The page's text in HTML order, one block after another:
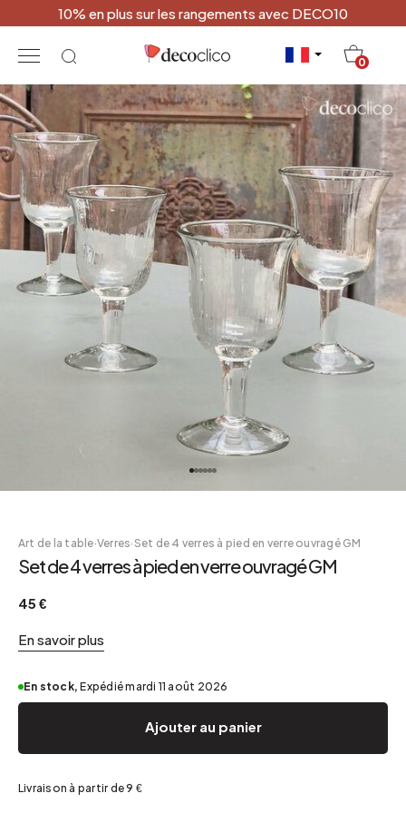
10% en plus sur les rangements avec DECO10
0
Art de la table·Verres·Set de 4 verres à pied en verre ouvragé GM
Set de 4 verres à pied en verre ouvragé GM
45 €
En savoir plus
En stock, Expédié mardi 11 août 2026
Ajouter au panier
Livraison à partir de 9 €